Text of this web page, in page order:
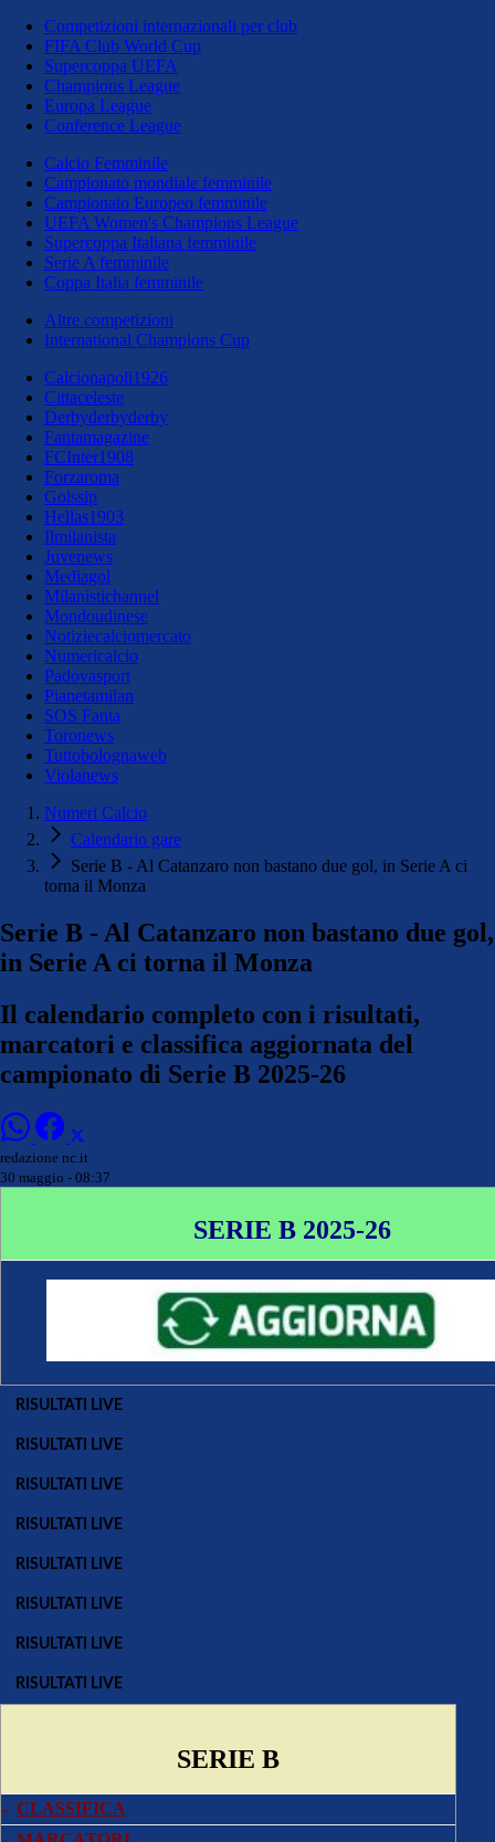
Competizioni internazionali per club
FIFA Club World Cup
Supercoppa UEFA
Champions League
Europa League
Conference League
Calcio Femminile
Campionato mondiale femminile
Campionato Europeo femminile
UEFA Women's Champions League
Supercoppa Italiana femminile
Serie A femminile
Coppa Italia femminile
Altre competizioni
International Champions Cup
Calcionapoli1926
Cittaceleste
Derbyderbyderby
Fantamagazine
FCInter1908
Forzaroma
Golssip
Hellas1903
Ilmilanista
Juvenews
Mediagol
Milanistichannel
Mondoudinese
Notiziecalciomercato
Numericalcio
Padovasport
Pianetamilan
SOS Fanta
Toronews
Tuttobolognaweb
Violanews
Numeri Calcio
Calendario gare
Serie B - Al Catanzaro non bastano due gol, in Serie A ci
torna il Monza
Serie B - Al Catanzaro non bastano due gol,
in Serie A ci torna il Monza
Il calendario completo con i risultati,
marcatori e classifica aggiornata del
campionato di Serie B 2025-26
redazione nc.it
30 maggio - 08:37
SERIE B 2025-26
RISULTATI LIVE
RISULTATI LIVE
RISULTATI LIVE
RISULTATI LIVE
RISULTATI LIVE
RISULTATI LIVE
RISULTATI LIVE
RISULTATI LIVE
SERIE B
- CLASSIFICA